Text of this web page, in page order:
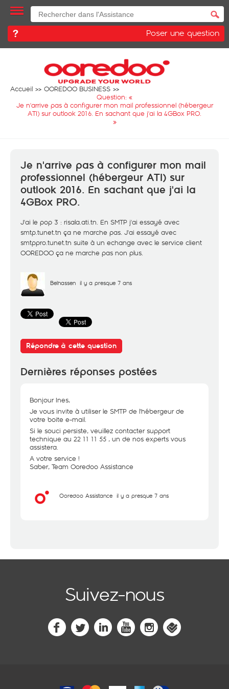
Poser une question
Accueil
OOREDOO BUSINESS
Question: «
Je n'arrive pas à configurer mon mail professionnel (hébergeur
ATI) sur outlook 2016. En sachant que j'ai la 4GBox PRO.
»
Je n'arrive pas à configurer mon mail
professionnel (hébergeur ATI) sur
outlook 2016. En sachant que j'ai la
4GBox PRO.
J'ai le pop 3 : risala.ati.tn. En SMTP j'ai essayé avec
smtp.tunet.tn ça ne marche pas. J'ai essayé avec
smtppro.tunet.tn suite à un echange avec le service client
OOREDOO ça ne marche pas non plus.
Belhassen il y a presque 7 ans
Répondre à cette question
Dernières réponses postées
Bonjour Ines,
Je vous invite à utiliser le SMTP de l'hébergeur de
votre boite e-mail.
Si le souci persiste, veuillez contacter support
technique au 22 11 11 55 , un de nos experts vous
assistera.
A votre service !
Saber, Team Ooredoo Assistance
Ooredoo Assistance il y a presque 7 ans
Suivez-nous